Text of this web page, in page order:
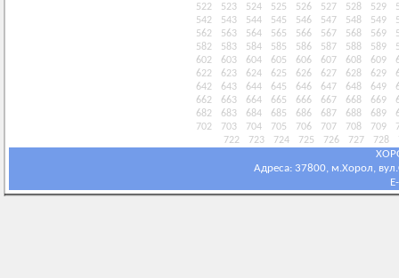
522
523 524 525 526 527 528 529
542
543 544 545 546 547 548 549
562
563 564 565 566 567 568 569
582
583 584 585 586 587 588 589
602
603 604 605 606 607 608 609
622
623 624 625 626 627 628 629
642
643 644 645 646 647 648 649
662
663 664 665 666 667 668 669
682
683 684 685 686 687 688 689
702
703 704 705 706 707 708 709
722
723 724 725 726 727 728
Адреса: 37800, м.Хорол,